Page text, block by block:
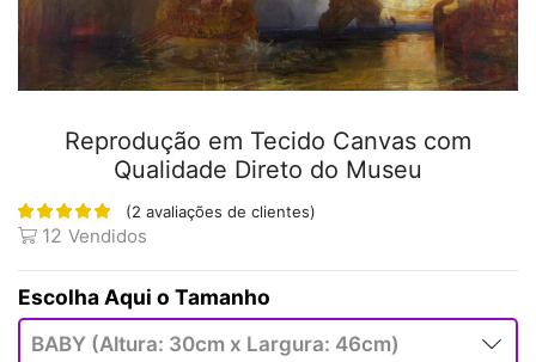
Reprodução em Tecido Canvas com
Qualidade Direto do Museu
(2 avaliações de clientes)
12 Vendidos
Tamanho